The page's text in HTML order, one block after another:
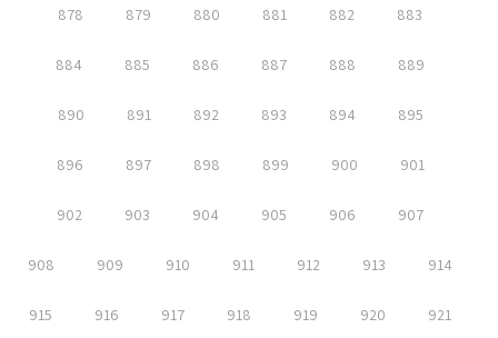
878 879 880 881 882 883
884 885 886 887 888 889
890 891 892 893 894 895
896 897 898 899 900 901
902 903 904 905 906 907
908 909 910 911 912 913 914
915 916 917 918 919 920 921